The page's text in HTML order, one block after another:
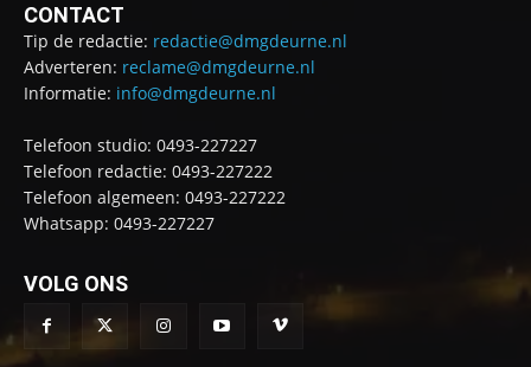
CONTACT
Tip de redactie: redactie@dmgdeurne.nl
Adverteren: reclame@dmgdeurne.nl
Informatie: info@dmgdeurne.nl
Telefoon studio: 0493-227227
Telefoon redactie: 0493-227222
Telefoon algemeen: 0493-227222
Whatsapp: 0493-227227
VOLG ONS